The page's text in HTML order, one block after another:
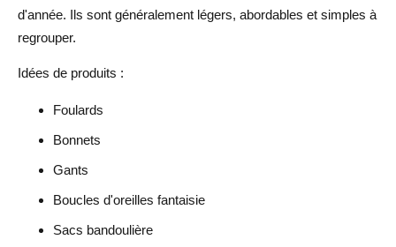
d'année. Ils sont généralement légers, abordables et simples à
regrouper.
Idées de produits :
Foulards
Bonnets
Gants
Boucles d'oreilles fantaisie
Sacs bandoulière